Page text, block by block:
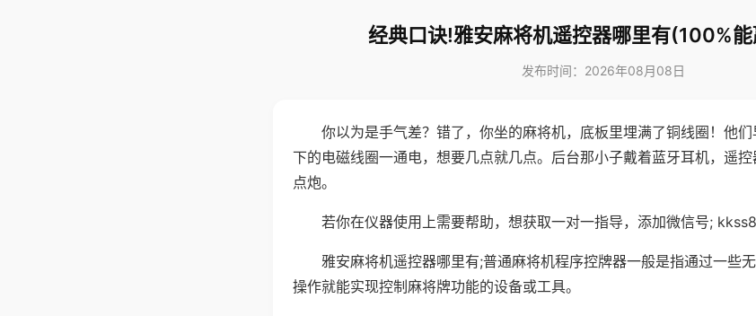
经典口诀!雅安麻将机遥控器哪里有(100%
发布时间：2026年08月08日
你以为是手气差？错了，你坐的麻将机，底板里埋满了铜线圈！他
下的电磁线圈一通电，想要几点就几点。后台那小子戴着蓝牙耳机，遥控
点炮。
若你在仪器使用上需要帮助，想获取一对一指导，添加微信号;
雅安麻将机遥控器哪里有;普通麻将机程序控牌器一般是指通过一些
操作就能实现控制麻将牌功能的设备或工具。